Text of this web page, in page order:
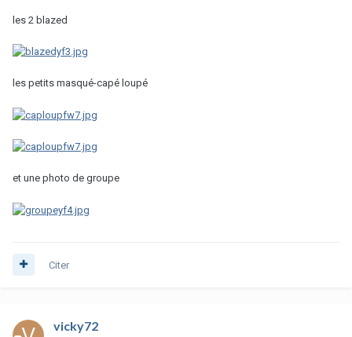
les 2 blazed
les petits masqué-capé loupé
et une photo de groupe
Citer
vicky72